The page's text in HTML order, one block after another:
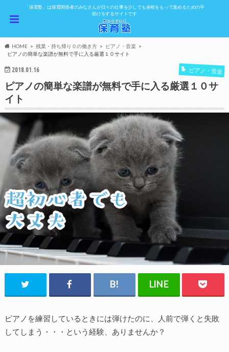
「保育塾」は保育関係者のみなさんが日々の仕事を少しでも余裕をもって進めるための手
助けをするサイトです
HOME 残業・持ち帰り０の働き方
ピアノ・音楽
ピアノの簡単な楽譜が無料で手に入る厳選１０サイト
2018.01.16 ピアノ・音楽
ピアノの簡単な楽譜が無料で手に入る厳選１０サ
イト
ピアノを練習しているときには弾けたのに、人前で弾くと失敗
してしまう・・・という経験、ありませんか？